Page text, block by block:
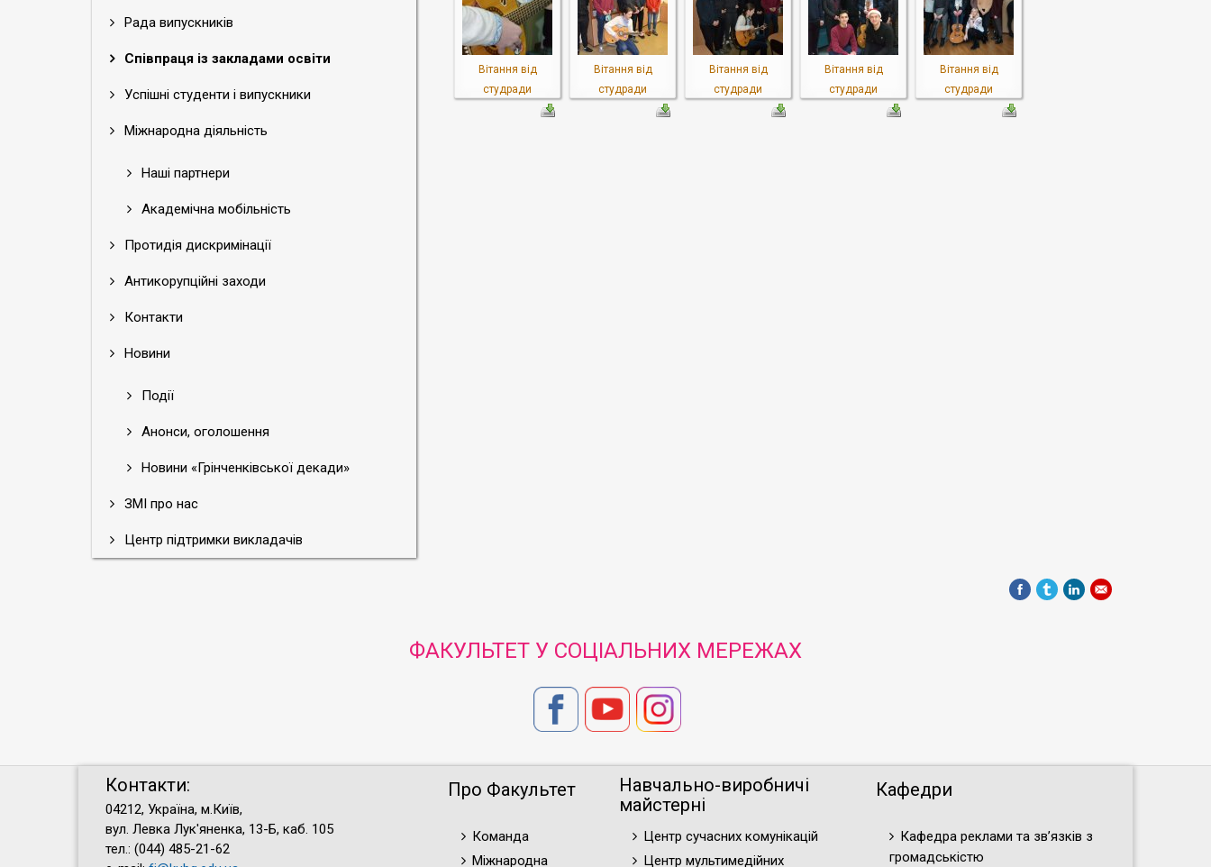
Рада випускників
Співпраця із закладами освіти
Успішні студенти і випускники
Міжнародна діяльність
Наші партнери
Академічна мобільність
Протидія дискримінації
Антикорупційні заходи
Контакти
Новини
Події
Анонси, оголошення
Новини «Грінченківської декади»
ЗМІ про нас
Центр підтримки викладачів
Вітання від
студради
Вітання від
студради
Вітання від
студради
Вітання від
студради
Вітання від
студради
ФАКУЛЬТЕТ У СОЦІАЛЬНИХ МЕРЕЖАХ
Контакти:
04212, Україна, м.Київ,
вул. Левка Лук'яненка, 13-Б, каб. 105
тел.: (044) 485-21-62
Про Факультет
Команда
Міжнародна
Навчально-виробничі
майстерні
Центр сучасних комунікацій
Центр мультимедійних
Кафедри
Кафедра реклами та зв’язків з
громадськістю